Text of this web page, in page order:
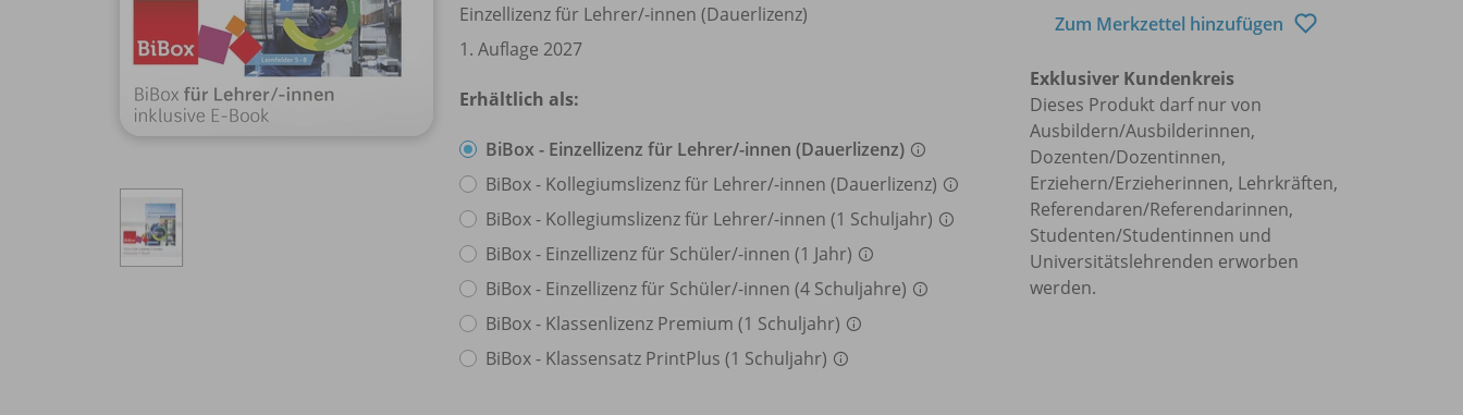
Einzellizenz für Lehrer/-innen (Dauerlizenz)
1. Auflage 2027
Erhältlich als:
BiBox - Einzellizenz für Lehrer/-innen (Dauerlizenz)
BiBox - Kollegiumslizenz für Lehrer/-innen (Dauerlizenz)
BiBox - Kollegiumslizenz für Lehrer/-innen (1 Schuljahr)
BiBox - Einzellizenz für Schüler/-innen (1 Jahr)
BiBox - Einzellizenz für Schüler/-innen (4 Schuljahre)
BiBox - Klassenlizenz Premium (1 Schuljahr)
BiBox - Klassensatz PrintPlus (1 Schuljahr)
Zum Merkzettel hinzufügen
Exklusiver Kundenkreis
Dieses Produkt darf nur von
Ausbildern/Ausbilderinnen,
Dozenten/Dozentinnen,
Erziehern/Erzieherinnen, Lehrkräften,
Referendaren/Referendarinnen,
Studenten/Studentinnen und
Universitätslehrenden erworben
werden.